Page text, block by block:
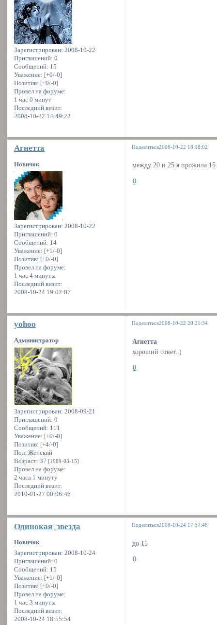
Зарегистрирован: 2008-10-22
Приглашений: 0
Сообщений: 15
Уважение: [+0/-0]
Позитив: [+0/-0]
Провел на форуме:
1 час 0 минут
Последний визит:
2008-10-22 14:49:22
Поделиться2008-10-22 18:18:02
Агнетта
Новичок
Зарегистрирован: 2008-10-22
Приглашений: 0
Сообщений: 14
Уважение: [+1/-0]
Позитив: [+0/-0]
Провел на форуме:
1 час 4 минуты
Последний визит:
2008-10-24 19:02:07
между 20 и 25 я прожила 15
0
Поделиться2008-10-22 20:21:34
yohoo
Администратор
Зарегистрирован: 2008-09-21
Приглашений: 0
Сообщений: 111
Уважение: [+0/-0]
Позитив: [+4/-0]
Пол: Женский
Возраст: 37 [1989-03-15]
Провел на форуме:
2 часа 1 минуту
Последний визит:
2010-01-27 00:06:46
Агнетта
хороший ответ..)
0
Поделиться2008-10-24 17:57:48
Одинокая_звезда
Новичок
Зарегистрирован: 2008-10-24
Приглашений: 0
Сообщений: 15
Уважение: [+1/-0]
Позитив: [+0/-0]
Провел на форуме:
1 час 3 минуты
Последний визит:
2008-10-24 18:55:54
до 15
0